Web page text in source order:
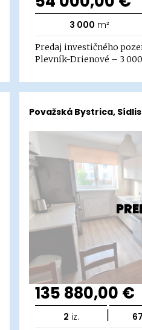
3 000 m²
Predaj investičného
Plevník-Drienové – 3
Považská Bystrica,
135 880,00 €
2 iz. | 67